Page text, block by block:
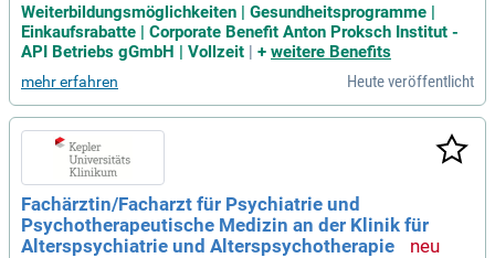
Weiterbildungsmöglichkeiten | Gesundheitsprogramme |
Einkaufsrabatte | Corporate Benefit Anton Proksch Institut -
API Betriebs gGmbH | Vollzeit | + weitere Benefits
mehr erfahren Heute veröffentlicht
Fachärztin/Facharzt für Psychiatrie und
Psychotherapeutische Medizin an der Klinik für
Alterspsychiatrie und Alterspsychotherapie